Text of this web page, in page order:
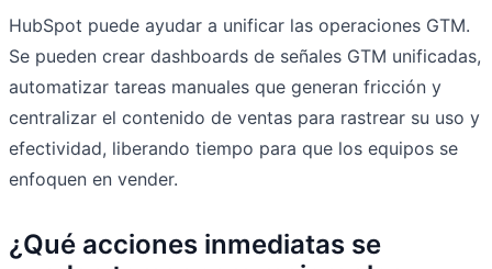
HubSpot puede ayudar a unificar las operaciones GTM.
Se pueden crear dashboards de señales GTM unificadas,
automatizar tareas manuales que generan fricción y
centralizar el contenido de ventas para rastrear su uso y
efectividad, liberando tiempo para que los equipos se
enfoquen en vender.
¿Qué acciones inmediatas se